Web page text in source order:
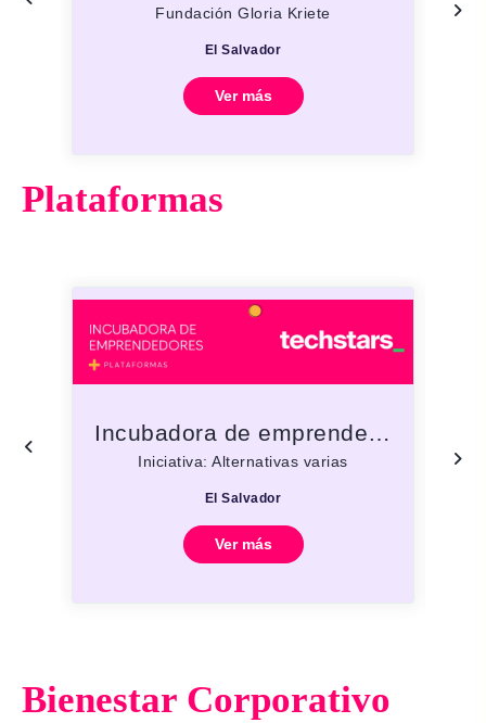
Fundación Gloria Kriete
El Salvador
Ver más
Plataformas
Incubadora de emprendedores TechStars
Iniciativa: Alternativas varias
El Salvador
Ver más
Bienestar Corporativo